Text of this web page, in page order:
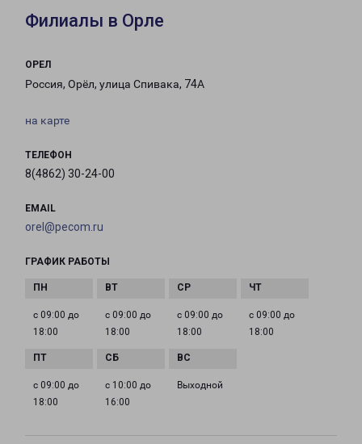
Филиалы в Орле
ОРЕЛ
Россия, Орёл, улица Спивака, 74А
на карте
ТЕЛЕФОН
8(4862) 30-24-00
EMAIL
orel@pecom.ru
ГРАФИК РАБОТЫ
с 09:00 до
18:00
с 09:00 до
18:00
с 09:00 до
18:00
с 09:00 до
18:00
с 09:00 до
18:00
с 10:00 до
16:00
Выходной